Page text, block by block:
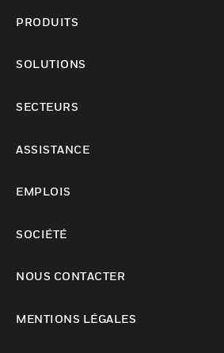
PRODUITS
SOLUTIONS
SECTEURS
ASSISTANCE
EMPLOIS
SOCIÉTÉ
NOUS CONTACTER
MENTIONS LÉGALES